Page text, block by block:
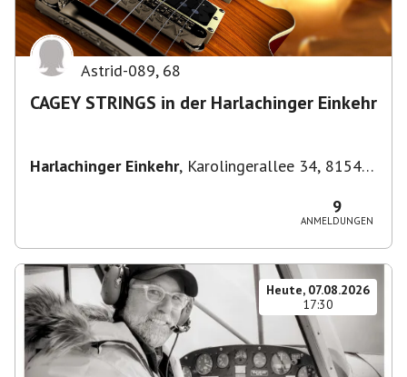
Astrid-089, 68
CAGEY STRINGS in der Harlachinger Einkehr
Harlachinger Einkehr, Karolingerallee 34, 81545
9
ANMELDUNGEN
Heute, 07.08.2026
17:30